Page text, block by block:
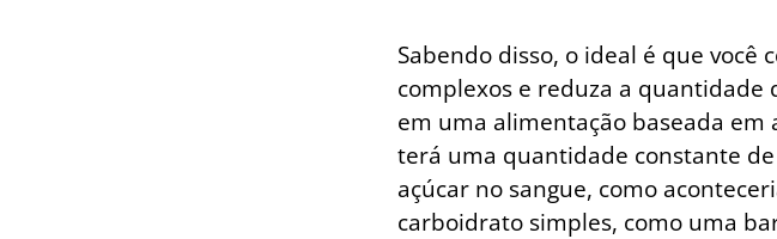
Sabendo disso, o ideal é que
complexos e reduza a quantidade
em uma alimentação baseada em
terá uma quantidade constante
açúcar no sangue, como
carboidrato simples, como uma